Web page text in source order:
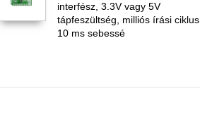
interfész, 3.3V vagy 5V
tápfeszültség, milliós írási ciklus,
10 ms sebessé